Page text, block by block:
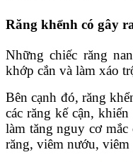
Răng khểnh có gây
Những chiếc răng
khớp cắn và làm xáo
Bên cạnh đó, răng
các răng kế cận,
làm tăng nguy cơ mắc
răng, viêm nướu,